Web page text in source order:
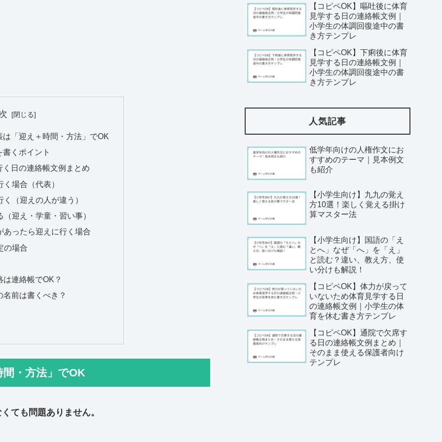
「迎え＋時間・方法」でOK
くポイント
日の連絡帳文例まとめ
場合（代表）
（迎えの人が違う）
迎え・学童・習い事）
あったら迎えに行く場合
の場合
連絡帳でOK？
前は書くべき？
・方法」でOK
ても問題ありません。
【コピペOK】嘔吐後に体育
見学する日の連絡帳文例｜
小学生の体調回復途中の書
き方テンプレ
【コピペOK】下痢後に体育
見学する日の連絡帳文例｜
小学生の体調回復途中の書
き方テンプレ
人気記事
低学年向けの人権作文にお
すすめのテーマ｜見本例文
も紹介
【小学生向け】九九の覚え
方10選！楽しく覚える掛け
算マスター法
【小学生向け】国語の「え
とへ」なぜ「へ」を「え」
と読む？違い、教え方、使
い分けも解説！
【コピペOK】体力が戻って
いないため体育見学する日
の連絡帳文例｜小学生の体
育を休む書き方テンプレ
【コピペOK】通院で欠席す
る日の連絡帳文例まとめ｜
そのまま使える保護者向け
テンプレ